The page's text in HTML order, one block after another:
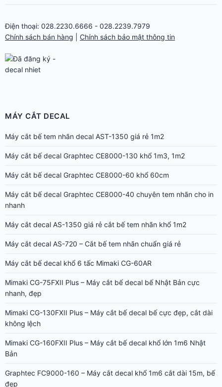
MÁY CẮT DECAL
Máy cắt bế tem nhãn decal AST-1350 giá rẻ 1m2
Máy cắt bế decal Graphtec CE8000-130 khổ 1m3, 1m2
nhanh
Máy cắt decal AS-1350 giá rẻ cắt bế tem nhãn khổ 1m2
Máy cắt decal AS-720 – Cắt bế tem nhãn chuẩn giá rẻ
Máy cắt bế decal khổ 6 tấc Mimaki CG-60AR
Mimaki CG-75FXII Plus – Máy cắt bế decal bế Nhật Bản cực
nhanh, đẹp
Mimaki CG-130FXII Plus – Máy cắt bế decal bế cực đẹp, cắt dài
không lệch
Mimaki CG-160FXII Plus – Máy cắt bế decal khổ lớn 1m6 Nhật
Bản
Graphtec FC9000-160 – Máy cắt decal khổ 1m6 cắt dài 15m, bế
đẹp
Graphtec FC9000-140 – Máy cắt decal khổ 1m4 bế đẹp, cắt dài
chuẩn
Graphtec FC9000-75 – Máy cắt decal khổ 75cm Nhật Bản bế
nhanh, cắt dài đẹp
AH-720 – Máy cắt decal 6 tấc cắt trực tiếp từ Corel giá rẻ cắt
chữ nhỏ đẹp